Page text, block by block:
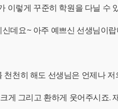
이렇게 꾸준히 학원을 다닐 수
데요~ 아주 예쁘신 선생님이
천히 해도 선생님은 언제나
게 그리고 환하게 웃어주시죠.